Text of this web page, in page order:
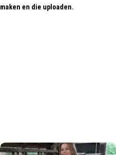
maken en die uploaden.